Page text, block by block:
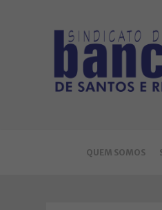
QUEM SOMOS